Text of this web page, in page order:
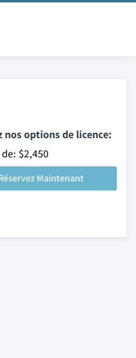
nos options de licence:
$2,450
Maintenant